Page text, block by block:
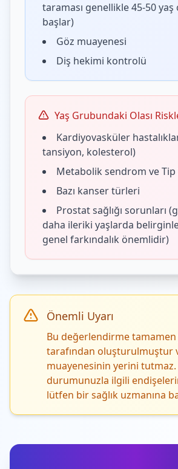
taraması genellikle 45-50 yaş
başlar)
Göz muayenesi
Diş hekimi kontrolü
Yaş Grubundaki Olası
Kardiyovasküler
tansiyon, kolesterol)
Metabolik sendrom ve
Bazı kanser türleri
Prostat sağlığı sorunları
daha ileriki yaşlarda
genel farkındalık önemlidir)
Önemli Uyarı
Bu değerlendirme tamamen
tarafından oluşturulmuştur
muayenesinin yerini tutmaz.
durumunuzla ilgili
lütfen bir sağlık uzmanına